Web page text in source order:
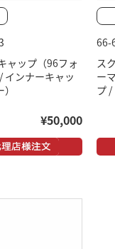
ャップ（96フォ
インナーキャッ
¥50,000
66-
ス
ー
プ /